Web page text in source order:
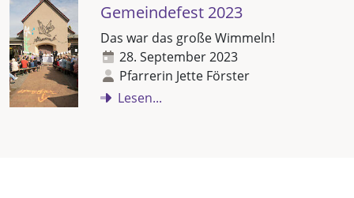
Gemeindefest 2023
Das war das große Wimmeln!
28. September 2023
Pfarrerin Jette Förster
Lesen...